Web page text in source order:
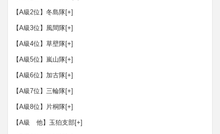
【A級2位】冬島隊[+]
【A級3位】風間隊[+]
【A級4位】草壁隊[+]
【A級5位】嵐山隊[+]
【A級6位】加古隊[+]
【A級7位】三輪隊[+]
【A級8位】片桐隊[+]
【A級 他】玉狛支部[+]